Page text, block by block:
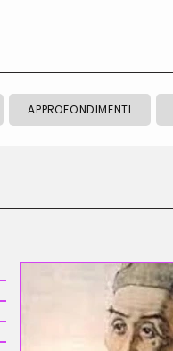
APPROFONDIMENTI